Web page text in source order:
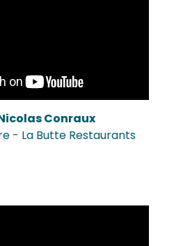
Conraux
- La Butte Restaurants